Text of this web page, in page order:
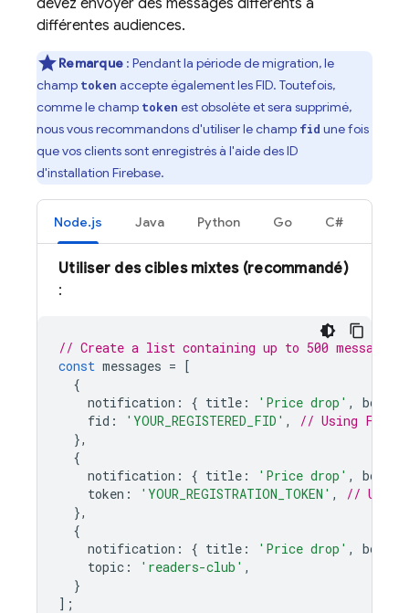
devez envoyer des messages différents à
différentes audiences.
Remarque : Pendant la période de migration, le
champ token accepte également les FID. Toutefois,
comme le champ token est obsolète et sera supprimé,
nous vous recommandons d'utiliser le champ fid une fois
que vos clients sont enregistrés à l'aide des ID
d'installation Firebase.
Node.js Java Python Go C#
Utiliser des cibles mixtes (recommandé)
:
// Create a list containing up to 500 messages.
const messages = [
{
notification : { title : 'Price drop' , body
fid : 'YOUR_REGISTERED_FID' ,
// Using FID
},
{
notification : { title : 'Price drop' , body
token : 'YOUR_REGISTRATION_TOKEN' ,
// Using
},
{
notification : { title : 'Price drop' , body
topic : 'readers-club' ,
}
];